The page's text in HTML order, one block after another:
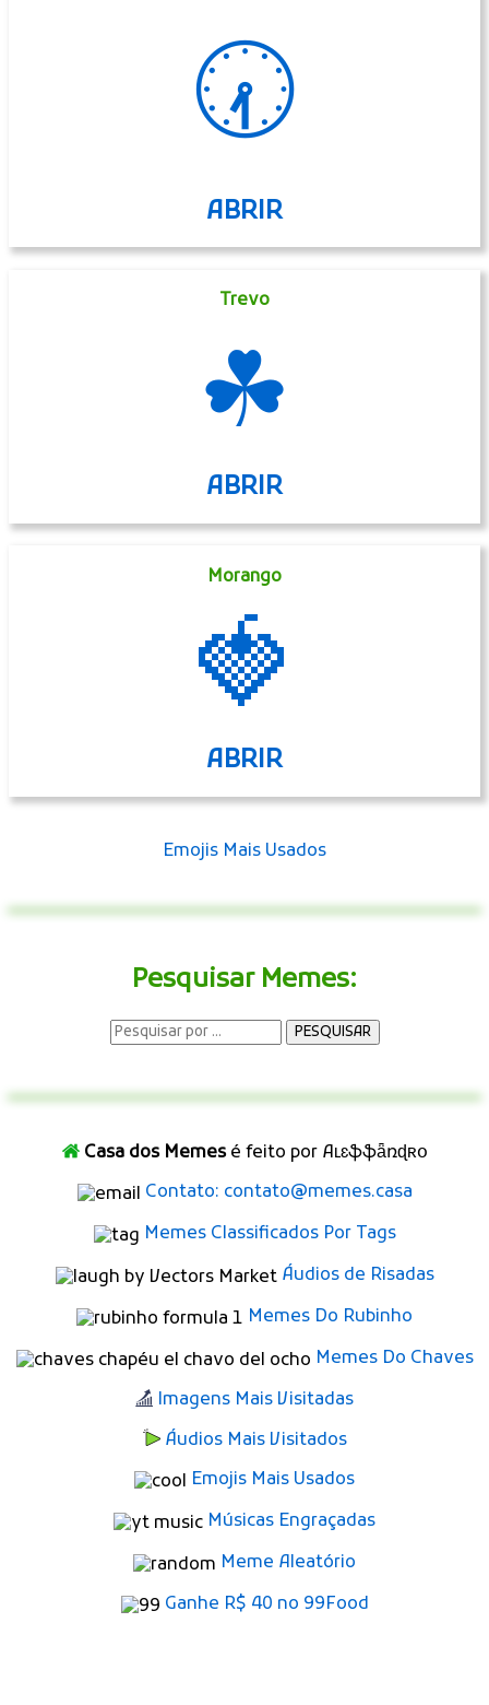
🕢
ABRIR
Trevo
☘
ABRIR
Morango
🍓
ABRIR
Emojis Mais Usados
Pesquisar Memes:
Casa dos Memesé feito por Aʟɛֆֆǟռɖʀօ
Contato: contato@memes.casa
Memes Classificados Por Tags
Áudios de Risadas
Memes Do Rubinho
Memes Do Chaves
Imagens Mais Visitadas
Áudios Mais Visitados
Emojis Mais Usados
Músicas Engraçadas
Meme Aleatório
Ganhe R$ 40 no 99Food